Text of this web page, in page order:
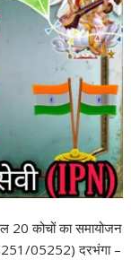
20 कोचों का समायोजन
05252) दरभंगा –